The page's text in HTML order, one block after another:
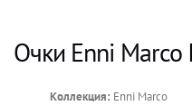
Очки Enni Marco
Коллекция: Enni Marco